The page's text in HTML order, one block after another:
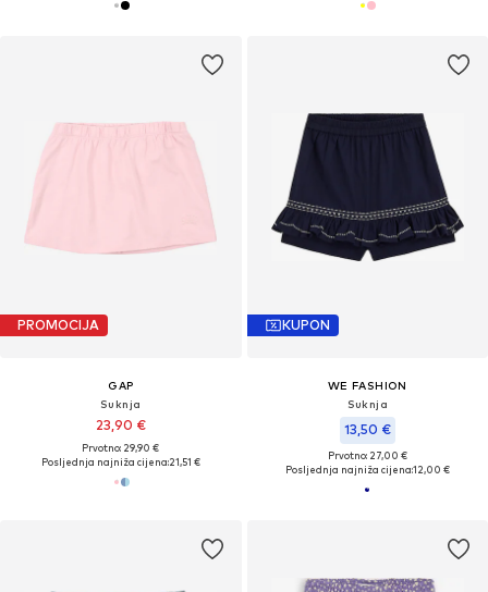
PROMOCIJA
GAP
Suknja
23,90 €
Prvotno: 29,90 €
Posljednja najniža cijena:21,51 €
KUPON
WE FASHION
Suknja
13,50 €
Prvotno: 27,00 €
Posljednja najniža cijena:12,00 €